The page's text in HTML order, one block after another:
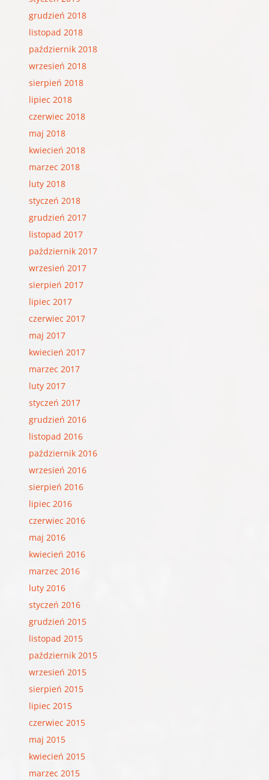
grudzień 2018
listopad 2018
październik 2018
wrzesień 2018
sierpień 2018
lipiec 2018
czerwiec 2018
maj 2018
kwiecień 2018
marzec 2018
luty 2018
styczeń 2018
grudzień 2017
listopad 2017
październik 2017
wrzesień 2017
sierpień 2017
lipiec 2017
czerwiec 2017
maj 2017
kwiecień 2017
marzec 2017
luty 2017
styczeń 2017
grudzień 2016
listopad 2016
październik 2016
wrzesień 2016
sierpień 2016
lipiec 2016
czerwiec 2016
maj 2016
kwiecień 2016
marzec 2016
luty 2016
styczeń 2016
grudzień 2015
listopad 2015
październik 2015
wrzesień 2015
sierpień 2015
lipiec 2015
czerwiec 2015
maj 2015
kwiecień 2015
marzec 2015